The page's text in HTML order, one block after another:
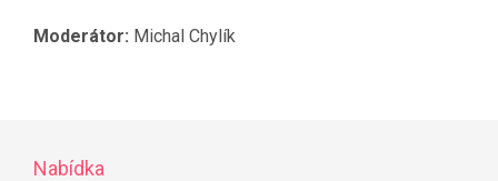
Moderátor: Michal Chylík
Nabídka